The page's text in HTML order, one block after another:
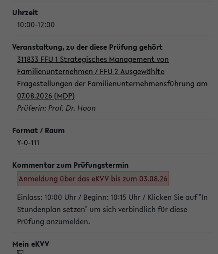
10:00-12:00
311833 FFU 1 Strategisches Management von
Familienunternehmen / FFU 2 Ausgewählte
Fragestellungen der Familienunternehmensführung am
07.08.2026 (MDP)
Prüferin: Prof. Dr. Hoon
Y-0-111
Anmeldung über das eKVV bis zum 03.08.26
Einlass: 10:00 Uhr / Beginn: 10:15 Uhr / Klicken Sie auf "In
Stundenplan setzen" um sich verbindlich für diese
Prüfung anzumelden.